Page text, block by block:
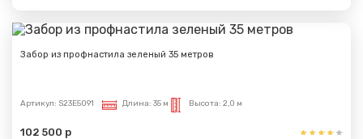
Забор из профнастила зеленый 35 метров
Артикул: S23E5091 Длина: 35 м Высота: 2,0 м
102 500 р